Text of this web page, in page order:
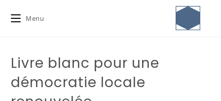
Menu
Livre blanc pour une
démocratie locale